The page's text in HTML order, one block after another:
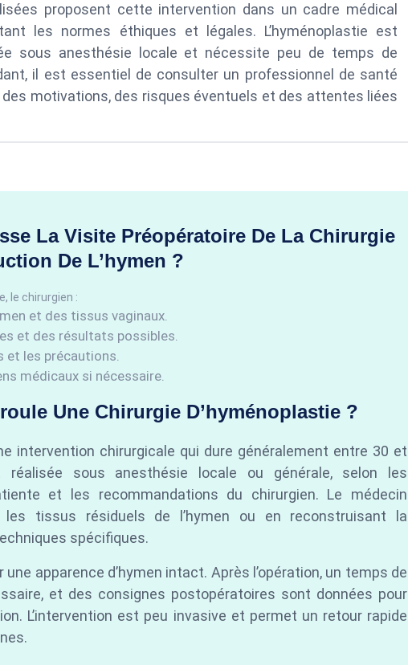
proposent cette intervention dans un cadre médical
les normes éthiques et légales. L’hyménoplastie est
sous anesthésie locale et nécessite peu de temps de
il est essentiel de consulter un professionnel de santé
motivations, des risques éventuels et des attentes liées
La Visite Préopératoire De La Chirurgie
De L’hymen ?
le chirurgien :
et des tissus vaginaux.
et des résultats possibles.
et les précautions.
médicaux si nécessaire.
Une Chirurgie D’hyménoplastie ?
intervention chirurgicale qui dure généralement entre 30 et
sous anesthésie locale ou générale, selon les
et les recommandations du chirurgien. Le médecin
tissus résiduels de l’hymen ou en reconstruisant la
spécifiques.
une apparence d’hymen intact. Après l’opération, un temps de
et des consignes postopératoires sont données pour
L’intervention est peu invasive et permet un retour rapide